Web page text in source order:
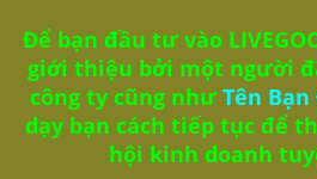
Để bạn đầu tư vào
giới thiệu bởi một người
công ty cũng như Tên Bạn
dạy bạn cách tiếp tục để
hội kinh doanh